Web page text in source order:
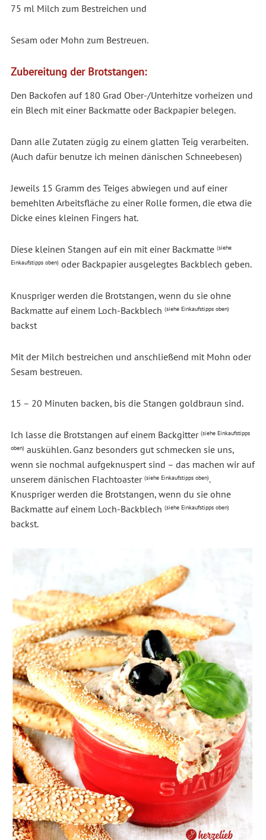
75 ml Milch zum Bestreichen und
Sesam oder Mohn zum Bestreuen.
Zubereitung der Brotstangen:
Den Backofen auf 180 Grad Ober-/Unterhitze vorheizen und
ein Blech mit einer Backmatte oder Backpapier belegen.
Dann alle Zutaten zügig zu einem glatten Teig verarbeiten.
(Auch dafür benutze ich meinen dänischen Schneebesen)
Jeweils 15 Gramm des Teiges abwiegen und auf einer
bemehlten Arbeitsfläche zu einer Rolle formen, die etwa die
Dicke eines kleinen Fingers hat.
Diese kleinen Stangen auf ein mit einer Backmatte (siehe
Einkaufstipps oben)oder Backpapier ausgelegtes Backblech geben.
Knuspriger werden die Brotstangen, wenn du sie ohne
Backmatte auf einem Loch-Backblech (siehe Einkaufstipps oben)
backst
Mit der Milch bestreichen und anschließend mit Mohn oder
Sesam bestreuen.
15 – 20 Minuten backen, bis die Stangen goldbraun sind.
Ich lasse die Brotstangen auf einem Backgitter (siehe Einkaufstipps
oben)auskühlen. Ganz besonders gut schmecken sie uns,
wenn sie nochmal aufgeknuspert sind – das machen wir auf
unserem dänischen Flachtoaster (siehe Einkaufstipps oben).
Knuspriger werden die Brotstangen, wenn du sie ohne
Backmatte auf einem Loch-Backblech (siehe Einkaufstipps oben)
backst.